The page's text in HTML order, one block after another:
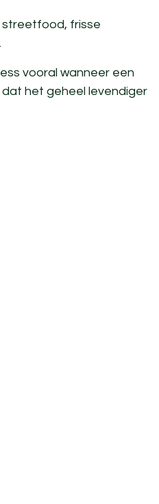
streetfood, frisse
vooral wanneer een
het geheel levendiger